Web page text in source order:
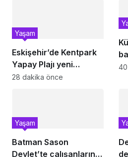
Eskişehir’de Kentpark
Yapay Plajı yeni
sezonda hizmete açıldı
Yaşam
28 dakika önce
Batman Sason
Devlet’te çalışanların
Yaşam